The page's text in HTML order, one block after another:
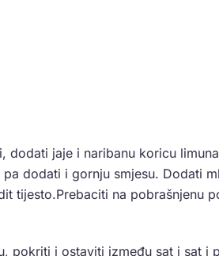
dodati jaje i naribanu koricu
dodati i gornju smjesu. Dodati
tijesto.Prebaciti na pobrašnjenu
pokriti i ostaviti između sat i sat i